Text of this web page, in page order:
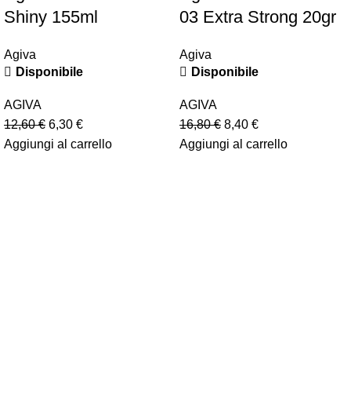
Shiny 155ml
Agiva
Disponibile
AGIVA
12,60€ 6,30 €
Aggiungi al carrello
03 Extra Strong 20gr
Agiva
Disponibile
AGIVA
16,80€ 8,40 €
Aggiungi al carrello